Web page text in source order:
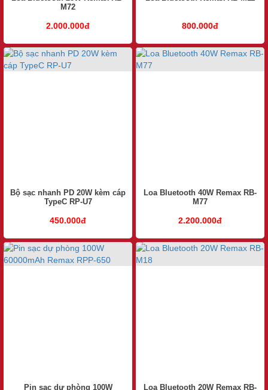
M72
2.000.000đ 800.000đ
Bộ sạc nhanh PD 20W kèm cáp
TypeC RP-U7
450.000đ
Loa Bluetooth 40W Remax RB-
M77
2.200.000đ
Pin sạc dự phòng 100W Loa Bluetooth 20W Remax RB-